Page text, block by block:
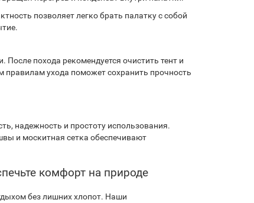
позволяет легко брать палатку с собой
После похода рекомендуется очистить тент и
правилам ухода поможет сохранить прочность
надежность и простоту использования.
и москитная сетка обеспечивают
комфорт на природе
без лишних хлопот. Наши